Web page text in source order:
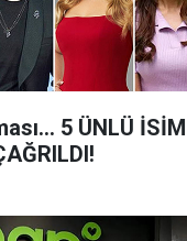
5 ÜNLÜ İSİM